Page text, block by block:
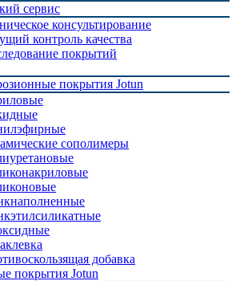
сервис
консультирование
контроль качества
покрытий
покрытия Jotun
сополимеры
добавка
покрытия Jotun